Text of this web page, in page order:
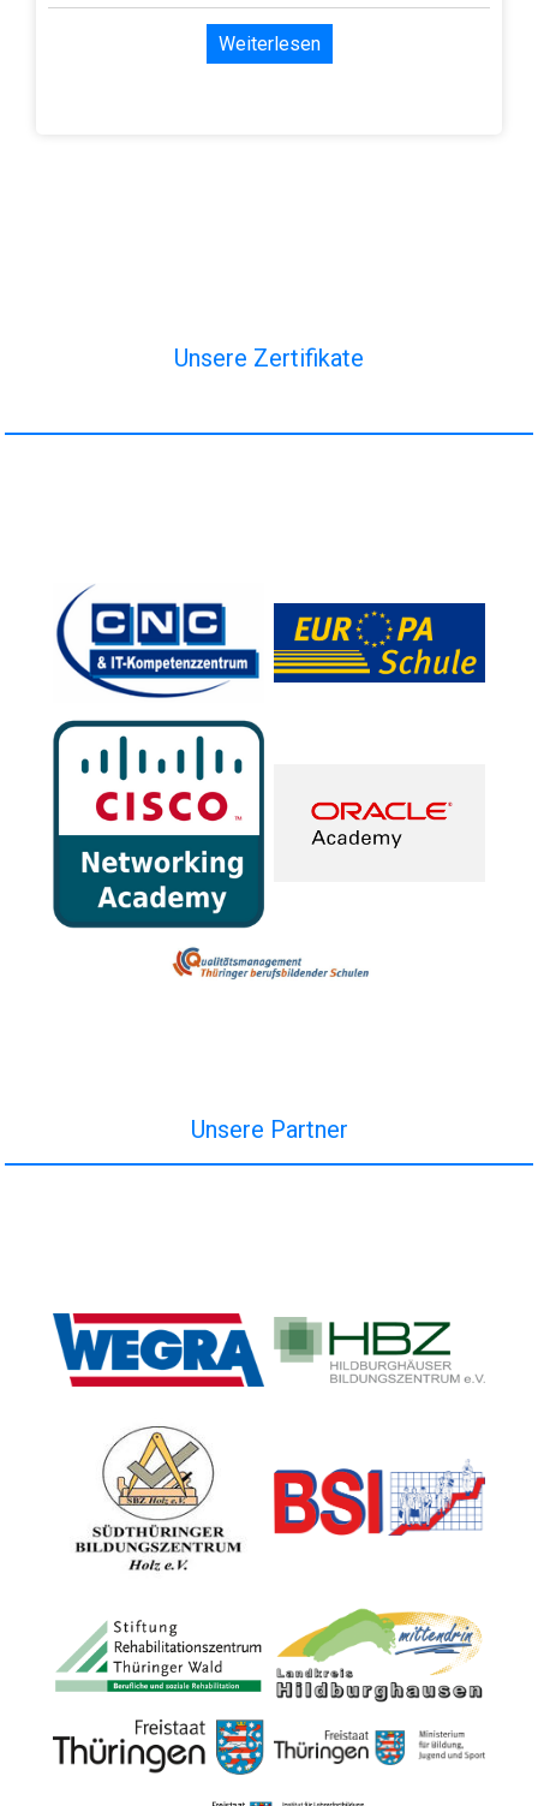
Weiterlesen
Unsere Zertifikate
Unsere Partner